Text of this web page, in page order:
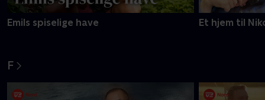
Emils spiselige have Et hjem til
F